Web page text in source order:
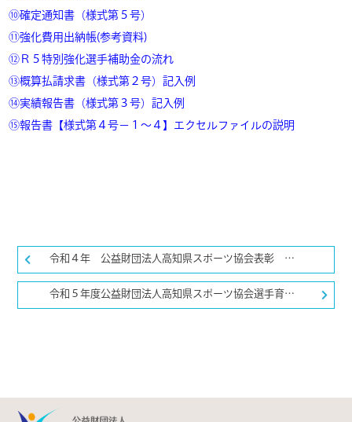
⑩確定通知書（様式第５号）
⑪強化費用出納帳(参考資料)
⑫Ｒ５特別強化選手補助金の流れ
⑬概算払請求書（様式第２号）記入例
⑭実績報告書（様式第３号）記入例
⑮報告書【様式第４号－１～４】エクセルファイルの説明
令和４年 公益財団法人高知県スポーツ協会表彰 受賞者一覧
令和５年度公益財団法人高知県スポーツ協会選手育成・強化事業